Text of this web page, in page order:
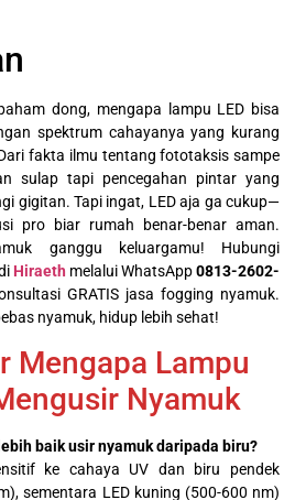
dong, mengapa lampu LED bisa
spektrum cahayanya yang kurang
fakta ilmu tentang fototaksis sampe
sulap tapi pencegahan pintar yang
gigitan. Tapi ingat, LED aja ga cukup—
pro biar rumah benar-benar aman.
ganggu keluargamu! Hubungi
Hiraeth melalui WhatsApp0813-2602-
GRATIS jasa fogging nyamuk.
nyamuk, hidup lebih sehat!
Mengapa Lampu
Nyamuk
baik usir nyamuk daripada biru?
ke cahaya UV dan biru pendek
sementara LED kuning (500-600 nm)